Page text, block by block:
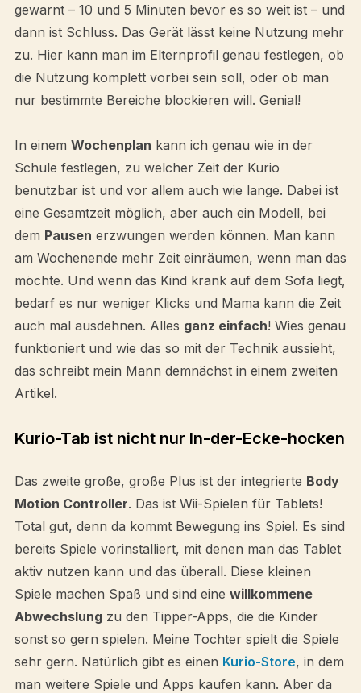
gewarnt – 10 und 5 Minuten bevor es so weit ist – und
dann ist Schluss. Das Gerät lässt keine Nutzung mehr
zu. Hier kann man im Elternprofil genau festlegen, ob
die Nutzung komplett vorbei sein soll, oder ob man
nur bestimmte Bereiche blockieren will. Genial!
In einem Wochenplan kann ich genau wie in der
Schule festlegen, zu welcher Zeit der Kurio
benutzbar ist und vor allem auch wie lange. Dabei ist
eine Gesamtzeit möglich, aber auch ein Modell, bei
dem Pausen erzwungen werden können. Man kann
am Wochenende mehr Zeit einräumen, wenn man das
möchte. Und wenn das Kind krank auf dem Sofa liegt,
bedarf es nur weniger Klicks und Mama kann die Zeit
auch mal ausdehnen. Alles ganz einfach! Wies genau
funktioniert und wie das so mit der Technik aussieht,
das schreibt mein Mann demnächst in einem zweiten
Artikel.
Kurio-Tab ist nicht nur In-der-Ecke-hocken
Das zweite große, große Plus ist der integrierte Body
Motion Controller. Das ist Wii-Spielen für Tablets!
Total gut, denn da kommt Bewegung ins Spiel. Es sind
bereits Spiele vorinstalliert, mit denen man das Tablet
aktiv nutzen kann und das überall. Diese kleinen
Spiele machen Spaß und sind eine willkommene
Abwechslungzu den Tipper-Apps, die die Kinder
sonst so gern spielen. Meine Tochter spielt die Spiele
sehr gern. Natürlich gibt es einen Kurio-Store, in dem
man weitere Spiele und Apps kaufen kann. Aber da